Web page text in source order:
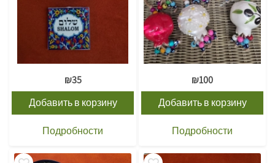
₪35
Добавить в корзину
Подробности
₪100
Добавить в корзину
Подробности